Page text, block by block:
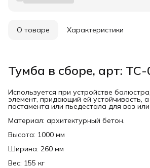
О товаре Характеристики
Тумба в сборе, арт: ТС-
Используется при устройстве
элемент, придающий ей устойчивость,
постамента или пьедестала для ваз или
Материал: архитектурный бетон.
Высота: 1000 мм
Ширина: 260 мм
Вес: 155 кг